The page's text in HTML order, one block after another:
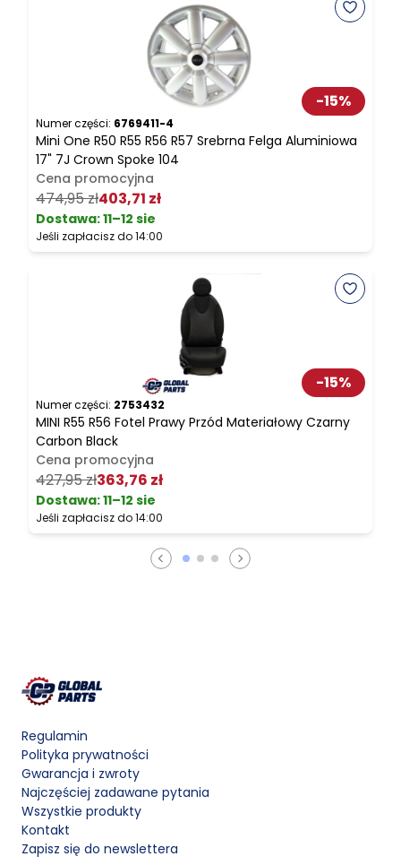
-15%
Numer części: 6769411-4
Mini One R50 R55 R56 R57 Srebrna Felga Aluminiowa
17" 7J Crown Spoke 104
Cena promocyjna
474,95 zł403,71 zł
Dostawa:11–12 sie
Jeśli zapłacisz do 14:00
-15%
Numer części: 2753432
MINI R55 R56 Fotel Prawy Przód Materiałowy Czarny
Carbon Black
Cena promocyjna
427,95 zł363,76 zł
Dostawa:11–12 sie
Jeśli zapłacisz do 14:00
Regulamin
Polityka prywatności
Gwarancja i zwroty
Najczęściej zadawane pytania
Wszystkie produkty
Kontakt
Zapisz się do newslettera